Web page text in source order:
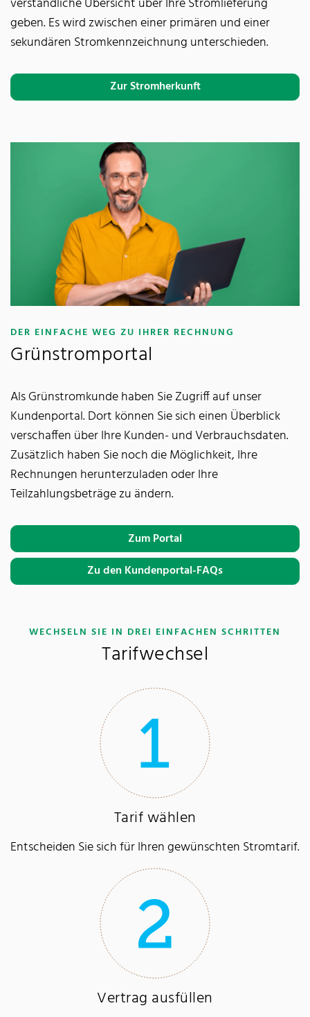
geben. Es wird zwischen einer primären und einer
sekundären Stromkennzeichnung unterschieden.
Zur Stromherkunft
DER EINFACHE WEG ZU IHRER RECHNUNG
Grünstromportal
Als Grünstromkunde haben Sie Zugriff auf unser
Kundenportal. Dort können Sie sich einen Überblick
verschaffen über Ihre Kunden- und Verbrauchsdaten.
Zusätzlich haben Sie noch die Möglichkeit, Ihre
Rechnungen herunterzuladen oder Ihre
Teilzahlungsbeträge zu ändern.
Zum Portal
Zu den Kundenportal-FAQs
WECHSELN SIE IN DREI EINFACHEN SCHRITTEN
Tarifwechsel
Tarif wählen
Entscheiden Sie sich für Ihren gewünschten Stromtarif.
Vertrag ausfüllen